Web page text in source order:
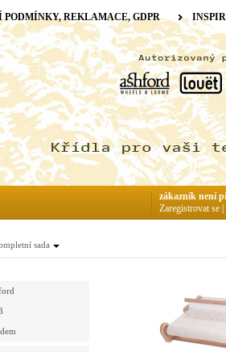
sada
PODMÍNKY, REKLAMACE, GDPR
zákazník není
Zaregistrovat se